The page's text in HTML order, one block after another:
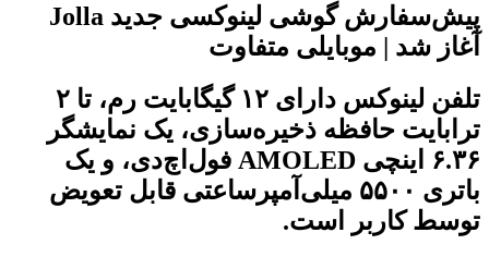
پیش‌سفارش گوشی لینوکسی جدید Jolla
آغاز شد | موبایلی متفاوت
تلفن لینوکس دارای ۱۲ گیگابایت رم، تا ۲
ترابایت حافظه ذخیره‌سازی، یک نمایشگر
۶.۳۶ اینچی AMOLED فول‌اچ‌دی، و یک
باتری ۵۵۰۰ میلی‌آمپرساعتی قابل تعویض
توسط کاربر است.